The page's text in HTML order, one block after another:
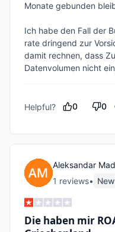
Monate gebunden
Ich habe den Fall der
rate dringend zur
damit rechnen, dass
Datenvolumen nicht
Helpful? 0 0
Aleksandar
1 reviews•
Die haben mir